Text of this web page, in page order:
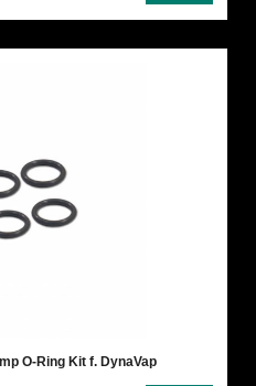
O-Ring Kit f. DynaVap